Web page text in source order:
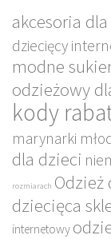
akcesoria
dziecięcy
modne
odzieżowy
kody
marynarki
dla dzieci
rozmiarach Odzież
dziecięca
internetowy